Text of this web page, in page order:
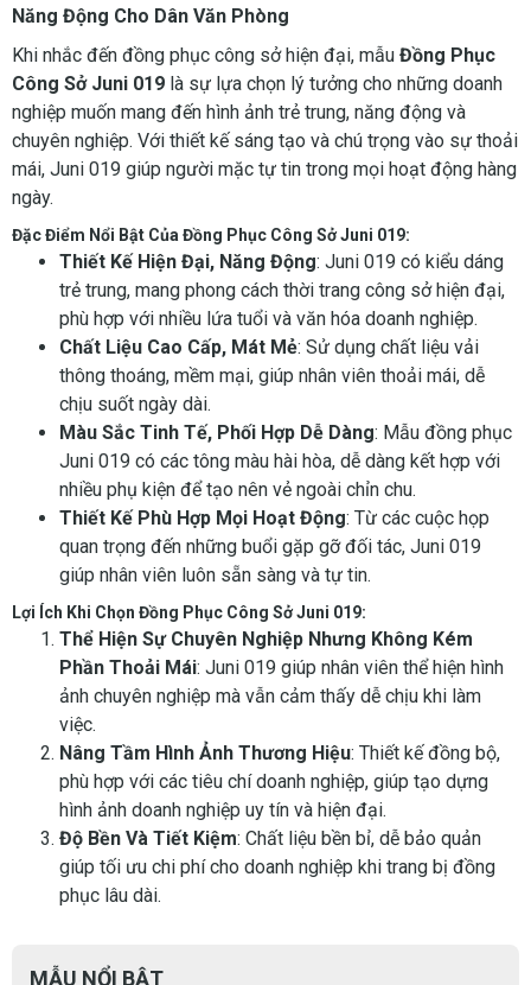
Năng Động Cho Dân Văn Phòng
Khi nhắc đến đồng phục công sở hiện đại, mẫu Đồng Phục
Công Sở Juni 019 là sự lựa chọn lý tưởng cho những doanh
nghiệp muốn mang đến hình ảnh trẻ trung, năng động và
chuyên nghiệp. Với thiết kế sáng tạo và chú trọng vào sự thoải
mái, Juni 019 giúp người mặc tự tin trong mọi hoạt động hàng
ngày.
Đặc Điểm Nổi Bật Của Đồng Phục Công Sở Juni 019:
Thiết Kế Hiện Đại, Năng Động: Juni 019 có kiểu dáng
trẻ trung, mang phong cách thời trang công sở hiện đại,
phù hợp với nhiều lứa tuổi và văn hóa doanh nghiệp.
Chất Liệu Cao Cấp, Mát Mẻ: Sử dụng chất liệu vải
thông thoáng, mềm mại, giúp nhân viên thoải mái, dễ
chịu suốt ngày dài.
Màu Sắc Tinh Tế, Phối Hợp Dễ Dàng: Mẫu đồng phục
Juni 019 có các tông màu hài hòa, dễ dàng kết hợp với
nhiều phụ kiện để tạo nên vẻ ngoài chỉn chu.
Thiết Kế Phù Hợp Mọi Hoạt Động: Từ các cuộc họp
quan trọng đến những buổi gặp gỡ đối tác, Juni 019
giúp nhân viên luôn sẵn sàng và tự tin.
Lợi Ích Khi Chọn Đồng Phục Công Sở Juni 019:
Thể Hiện Sự Chuyên Nghiệp Nhưng Không Kém
Phần Thoải Mái: Juni 019 giúp nhân viên thể hiện hình
ảnh chuyên nghiệp mà vẫn cảm thấy dễ chịu khi làm
việc.
Nâng Tầm Hình Ảnh Thương Hiệu: Thiết kế đồng bộ,
phù hợp với các tiêu chí doanh nghiệp, giúp tạo dựng
hình ảnh doanh nghiệp uy tín và hiện đại.
Độ Bền Và Tiết Kiệm: Chất liệu bền bỉ, dễ bảo quản
giúp tối ưu chi phí cho doanh nghiệp khi trang bị đồng
phục lâu dài.
MẪU NỔI BẬT